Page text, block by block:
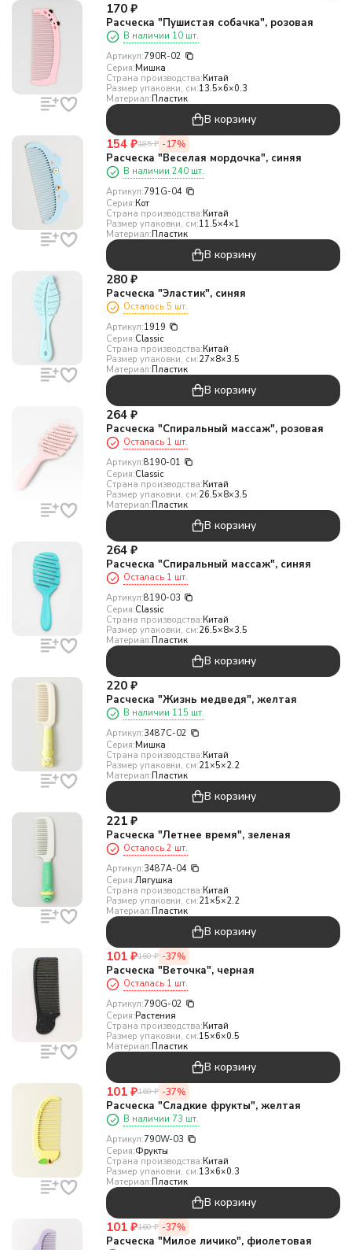
170 ₽
Расческа "Пушистая собачка", розовая
В наличии 10 шт.
Артикул:790R-02
Серия:Мишка
Страна производства:Китай
Размер упаковки, см:13.5×6×0.3
Материал:Пластик
В корзину
154 ₽185 ₽ -17%
Расческа "Веселая мордочка", синяя
В наличии 240 шт.
Артикул:791G-04
Серия:Кот
Страна производства:Китай
Размер упаковки, см:11.5×4×1
Материал:Пластик
В корзину
280 ₽
Расческа "Эластик", синяя
Осталось 5 шт.
Артикул:1919
Серия:Classic
Страна производства:Китай
Размер упаковки, см:27×8×3.5
Материал:Пластик
В корзину
264 ₽
Расческа "Спиральный массаж", розовая
Осталась 1 шт.
Артикул:8190-01
Серия:Classic
Страна производства:Китай
Размер упаковки, см:26.5×8×3.5
Материал:Пластик
В корзину
264 ₽
Расческа "Спиральный массаж", синяя
Осталась 1 шт.
Артикул:8190-03
Серия:Classic
Страна производства:Китай
Размер упаковки, см:26.5×8×3.5
Материал:Пластик
В корзину
220 ₽
Расческа "Жизнь медведя", желтая
В наличии 115 шт.
Артикул:3487C-02
Серия:Мишка
Страна производства:Китай
Размер упаковки, см:21×5×2.2
Материал:Пластик
В корзину
221 ₽
Расческа "Летнее время", зеленая
Осталось 2 шт.
Артикул:3487A-04
Серия:Лягушка
Страна производства:Китай
Размер упаковки, см:21×5×2.2
Материал:Пластик
В корзину
101 ₽160 ₽ -37%
Расческа "Веточка", черная
Осталась 1 шт.
Артикул:790G-02
Серия:Растения
Страна производства:Китай
Размер упаковки, см:15×6×0.5
Материал:Пластик
В корзину
101 ₽160 ₽ -37%
Расческа "Сладкие фрукты", желтая
В наличии 73 шт.
Артикул:790W-03
Серия:Фрукты
Страна производства:Китай
Размер упаковки, см:13×6×0.3
Материал:Пластик
В корзину
101 ₽160 ₽ -37%
Расческа "Милое личико", фиолетовая